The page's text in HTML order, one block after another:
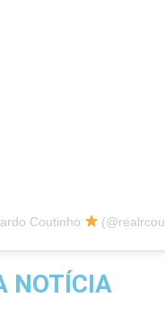
Coutinho
NOTÍCIA